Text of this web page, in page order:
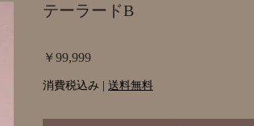
テーラードB
￥99,999価
格
消費税込み | 送料無料